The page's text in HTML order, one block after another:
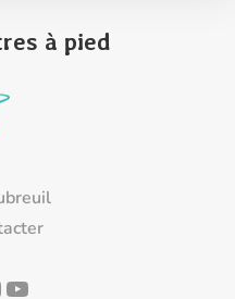
à pied
YouTube